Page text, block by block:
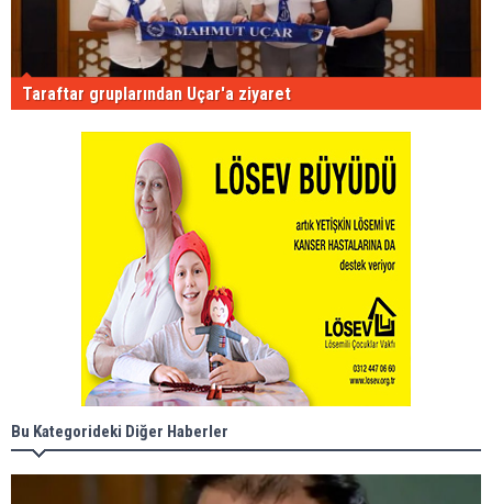
Taraftar gruplarından Uçar'a ziyaret
Bu Kategorideki Diğer Haberler